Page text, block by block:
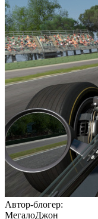
Автор-блогер:
МегалоДжон